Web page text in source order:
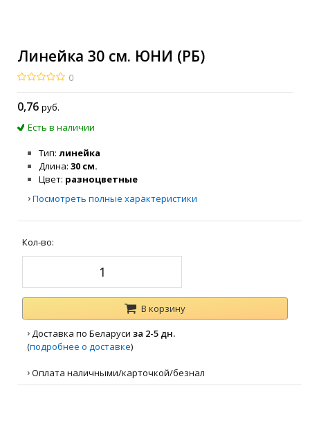
Линейка 30 см. ЮНИ (РБ)
0
0,76 руб.
Есть в наличии
Тип линейка
Длина 30 см.
Цвет разноцветные
›Посмотреть полные характеристики
Кол-во:
В корзину
›Доставка по Беларуси за 2-5 дн.
(подробнее о доставке)
›Оплата наличными/карточкой/безнал